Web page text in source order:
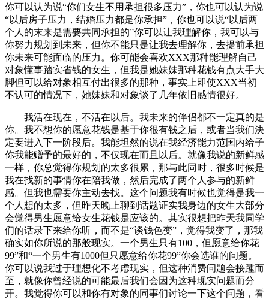
你可以认为说“你们女生不用承担很多压力”，你也可以认为说
“以后房子压力，结婚压力都是你承担”，你也可以说“以后两
个人的末来是需要共同承担的”你可以让我理解你，我可以与
你努力规划到未来，但你不能只是让我去理解你，去提前承担
你未来可能面临的压力。你可能会喜欢XXX那种能理解自己
对象懂事踏实省钱的女生，但我是她妹妹那种花钱有点大手大
脚但可以给对象相互付出很多的那种，事实上即使XXX当初
不认可的情况下，她妹妹和对象谈了几年依旧感情很好。
我活在现在，不活在以后。我未来的伴侣都不一定真的是
你。我不想你的愿意花钱是基于你很有钱之后，或者当我们決
定要进入下一阶段后。我能坦然的说在我经济能力范国内给子
你我能赠予的最好的，不仅现在而且以后。就像我说的新鲜感
一样，你总觉得你规划的太多很累，那与此同时，很多时候是
我在找新的事情你在陪我做，然后完成了两个人参与的新鲜
感。但我也需要你主动去找。这个问题我有时候也觉得是我一
个人想的太多，但昨天晚上聊到话题证实我身边的女生大部分
会觉得男生愿意给女生花钱是应该的。其实很想把昨天我同学
们的话录下来给你听，而不是“谈钱色变”，觉得我变了，那我
确实如你所说的那般现实。一个男生只有100，但愿意给你花
99”和“一个男生有1000但只愿意给你花99”你会选谁的问题。
你可以说我过于理想化不考虑现实，但这种消费问题会接踵而
至，就像你曾经说的可能最后我们会因为这种现实问题而分
开。我觉得你可以和你有对象的同事们讨论一下这个问题，看